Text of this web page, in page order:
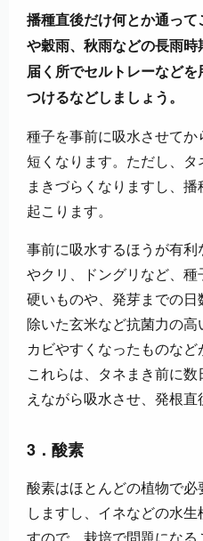
播種直後だけ何とか通っ
や穀雨、秋雨などの長雨
届く所でセルトレーなど
つけるなどしましょう。
種子を事前に吸水させて
短くなります。ただし、
まきづらくなりますし、
起こります。
事前に吸水するほうが有
やクリ、ドングリなど、
硬いものや、発芽までの
除いた玄米など抗菌力の
カビやすくなったものなど
これらは、タネまき前に
えながら吸水させ、発根直
3．酸素
酸素はほとんどの植物で
しますし、イネなどの水